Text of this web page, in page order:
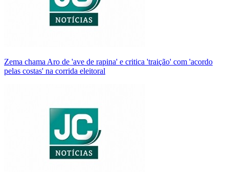
Zema chama Aro de 'ave de rapina' e critica 'traição' com 'acordo
pelas costas' na corrida eleitoral